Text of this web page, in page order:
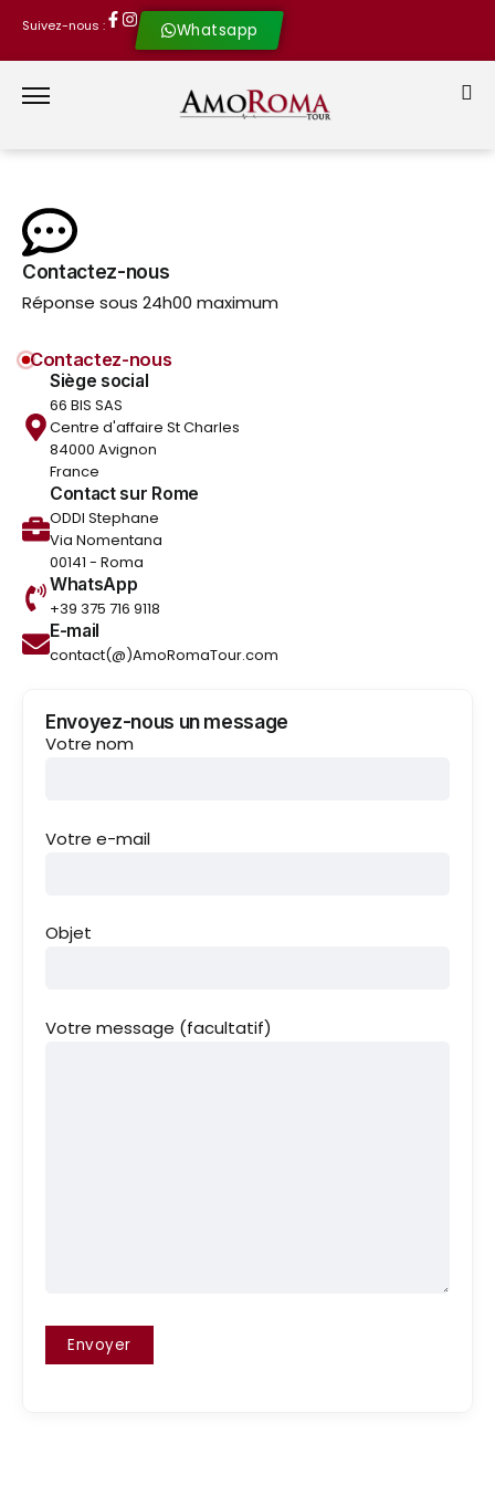
Suivez-nous : Whatsapp
Contactez-nous
Réponse sous 24h00 maximum
Contactez-nous
Siège social
66 BIS SAS
Centre d'affaire St Charles
84000 Avignon
France
Contact sur Rome
ODDI Stephane
Via Nomentana
00141 - Roma
WhatsApp
+39 375 716 9118
E-mail
contact(@)AmoRomaTour.com
Envoyez-nous un message
Votre nom
Votre e-mail
Objet
Votre message (facultatif)